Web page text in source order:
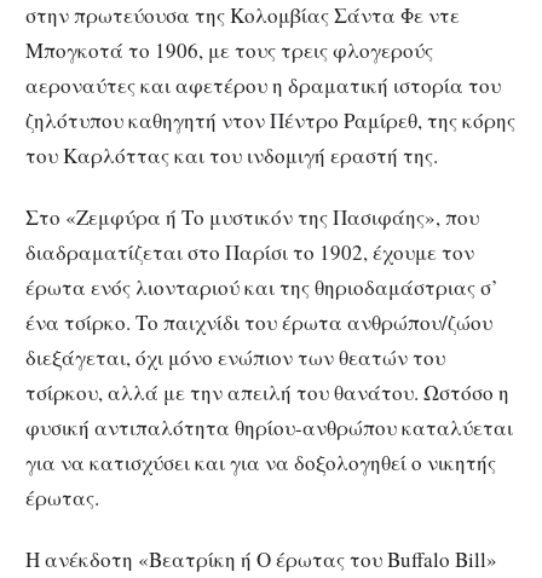
στην πρωτεύουσα της Κολομβίας Σάντα Φε ντε
Μπογκοτά το 1906, με τους τρεις φλογερούς
αεροναύτες και αφετέρου η δραματική ιστορία του
ζηλότυπου καθηγητή ντον Πέντρο Ραμίρεθ, της κόρης
του Καρλόττας και του ινδομιγή εραστή της.
Στο «Ζεμφύρα ή Το μυστικόν της Πασιφάης», που
διαδραματίζεται στο Παρίσι το 1902, έχουμε τον
έρωτα ενός λιονταριού και της θηριοδαμάστριας σ’
ένα τσίρκο. Το παιχνίδι του έρωτα ανθρώπου/ζώου
διεξάγεται, όχι μόνο ενώπιον των θεατών του
τσίρκου, αλλά με την απειλή του θανάτου. Ωστόσο η
φυσική αντιπαλότητα θηρίου-ανθρώπου καταλύεται
για να κατισχύσει και για να δοξολογηθεί ο νικητής
έρωτας.
Η ανέκδοτη «Βεατρίκη ή Ο έρωτας του Buffalo Bill»